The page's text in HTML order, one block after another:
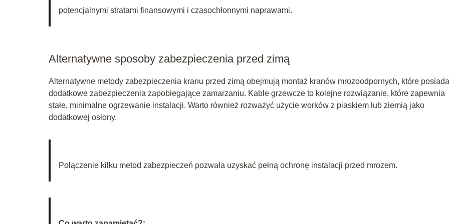
potencjalnymi stratami finansowymi i czasochłonnymi naprawami.
Alternatywne sposoby zabezpieczenia przed zimą
Alternatywne metody zabezpieczenia kranu przed zimą obejmują montaż kranów mrozoodpornych, które
dodatkowe zabezpieczenia zapobiegające zamarzaniu. Kable grzewcze to kolejne rozwiązanie, które zapewnia
stałe, minimalne ogrzewanie instalacji. Warto również rozważyć użycie worków z piaskiem lub ziemią jako
dodatkowej osłony.
Połączenie kilku metod zabezpieczeń pozwala uzyskać pełną ochronę instalacji przed mrozem.